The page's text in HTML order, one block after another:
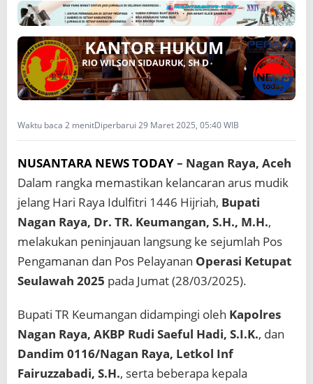
a
n
d
a
n
P
e
y
n
n
O
e
r
s
i
t
u
p
a
t
Waktu baca 2 menitDiperbarui 29 Maret 2025, 05:40 WIB
NUSANTARA NEWS TODAY– Nagan Raya, Aceh
Dalam rangka memastikan kelancaran arus mudik
jelang Hari Raya Idulfitri 1446 Hijriah, Bupati
Nagan Raya, Dr. TR. Keumangan, S.H., M.H.,
melakukan peninjauan langsung ke sejumlah Pos
Pengamanan dan Pos Pelayanan Operasi Ketupat
Seulawah 2025 pada Jumat (28/03/2025).
Bupati TR Keumangan didampingi oleh Kapolres
Nagan Raya, AKBP Rudi Saeful Hadi, S.I.K., dan
Dandim 0116/Nagan Raya, Letkol Inf
Fairuzzabadi, S.H., serta beberapa kepala